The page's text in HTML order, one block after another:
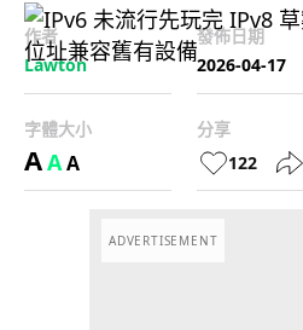
作者
Lawton
發佈日期
2026-04-17
字體大小
AAA
分享
122
ADVERTISEMENT